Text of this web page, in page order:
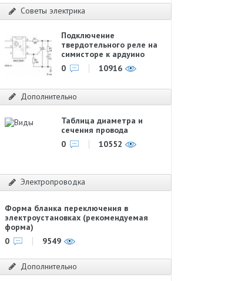
Советы электрика
Подключение
твердотельного реле на
симисторе к ардуино
0
10916
Дополнительно
Таблица диаметра и
сечения провода
0
10552
Электропроводка
Форма бланка переключения в
электроустановках (рекомендуемая
форма)
0
9549
Дополнительно